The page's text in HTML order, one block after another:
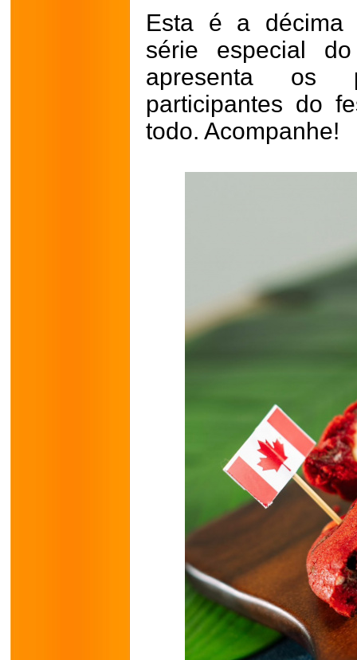
Esta é a décima
série especial
apresenta os
participantes do
todo. Acompanhe!